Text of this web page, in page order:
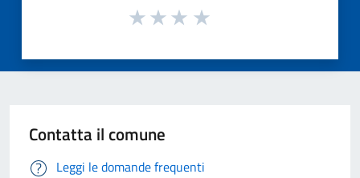
Contatta il comune
Leggi le domande frequenti